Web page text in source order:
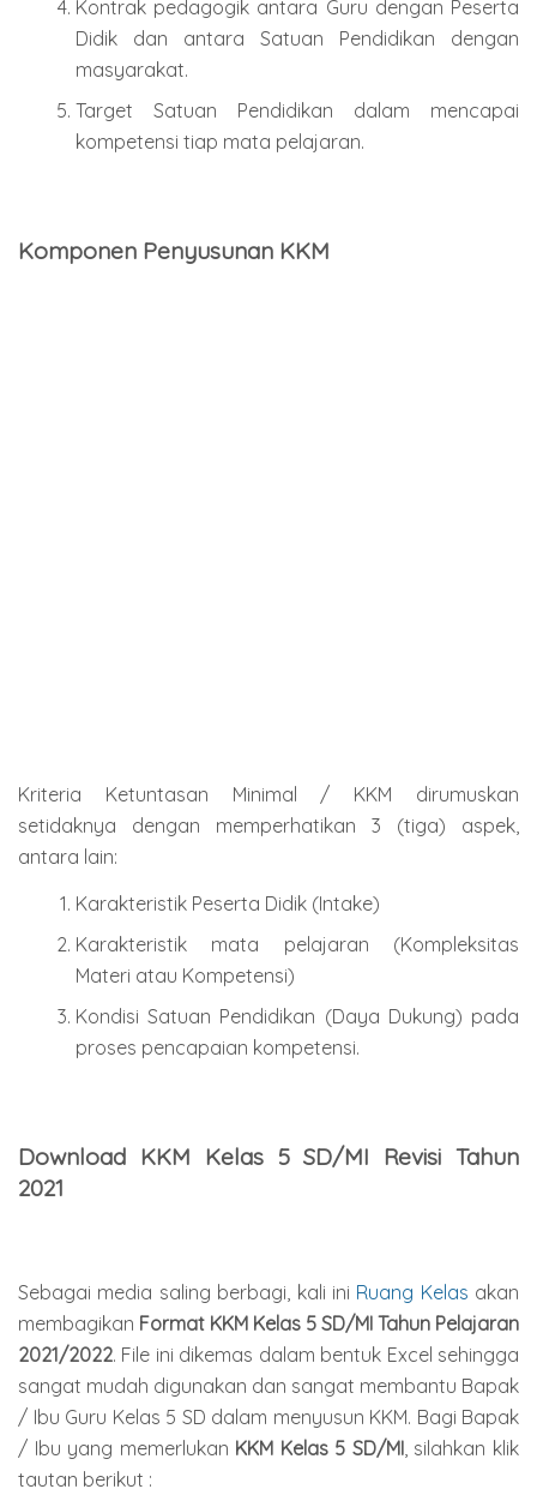
Kontrak pedagogik antara Guru dengan Peserta
Didik dan antara Satuan Pendidikan dengan
masyarakat.
Target Satuan Pendidikan dalam mencapai
kompetensi tiap mata pelajaran.
Komponen Penyusunan KKM
Kriteria Ketuntasan Minimal / KKM dirumuskan
setidaknya dengan memperhatikan 3 (tiga) aspek,
antara lain:
Karakteristik Peserta Didik (Intake)
Karakteristik mata pelajaran (Kompleksitas
Materi atau Kompetensi)
Kondisi Satuan Pendidikan (Daya Dukung) pada
proses pencapaian kompetensi.
Download KKM Kelas 5 SD/MI Revisi Tahun
2021
Sebagai media saling berbagi, kali ini Ruang Kelas akan
membagikan Format KKM Kelas 5 SD/MI Tahun Pelajaran
2021/2022. File ini dikemas dalam bentuk Excel sehingga
sangat mudah digunakan dan sangat membantu Bapak
/ Ibu Guru Kelas 5 SD dalam menyusun KKM. Bagi Bapak
/ Ibu yang memerlukan KKM Kelas 5 SD/MI, silahkan klik
tautan berikut :